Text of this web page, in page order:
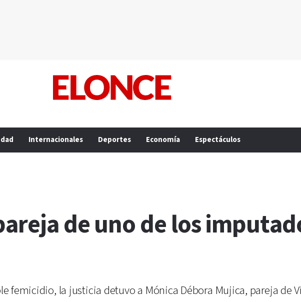
Internacionales Deportes Economía Espectáculos
de uno de los
femicidio, la justicia detuvo a Mónica Débora Mujica, pareja de